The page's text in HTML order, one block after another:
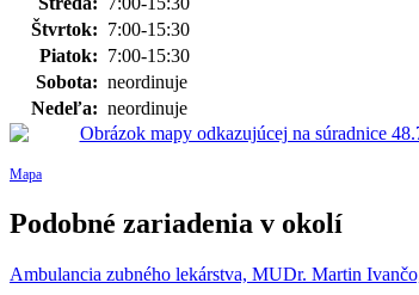
Štvrtok: 7:00-15:30
Piatok: 7:00-15:30
Sobota: neordinuje
Nedeľa: neordinuje
Mapa
Podobné zariadenia v okolí
Ambulancia zubného lekárstva, MUDr. Martin